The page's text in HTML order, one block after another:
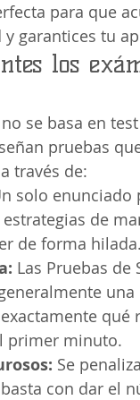
para que
garantices tu
los
se basa en
pruebas
través de:
solo enunciado
de
de forma hilada.
Las Pruebas de
qué
primer minuto.
Se
con dar el